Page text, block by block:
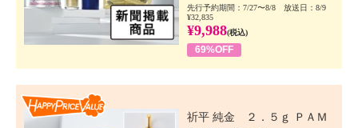
先行予約期間：7/27〜8/8 放送日：8/9
¥32,835
¥9,988(税込)
69%OFF
祈平 純金 ２．５ｇ ＰＡＭ